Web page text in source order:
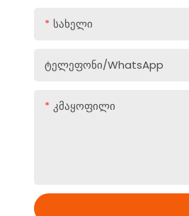
Სახელი
Ტელეფონი/WhatsApp
Კმაყოფილი